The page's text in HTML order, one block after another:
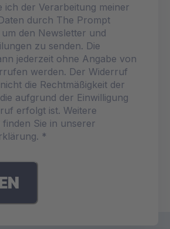
ich der Verarbeitung meiner
durch The Prompt
den Newsletter und
zu senden. Die
jederzeit ohne Angabe von
werden. Der Widerruf
die Rechtmäßigkeit der
aufgrund der Einwilligung
erfolgt ist. Weitere
Sie in unserer
*